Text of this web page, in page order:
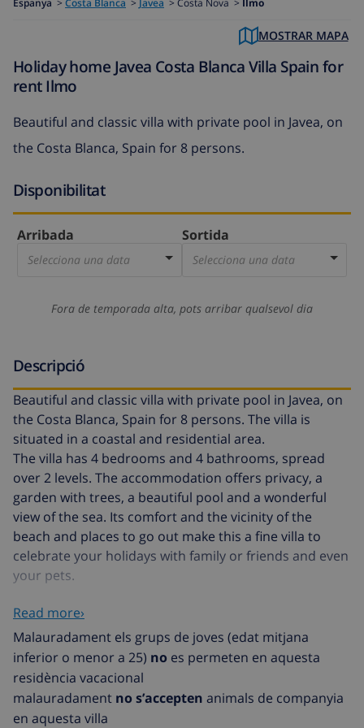
Espanya > Costa Blanca > Javea > Costa Nova > Ilmo
MOSTRAR MAPA
Holiday home Javea Costa Blanca Villa Spain for
rent Ilmo
Beautiful and classic villa with private pool in Javea, on
the Costa Blanca, Spain for 8 persons.
Disponibilitat
Arribada
Selecciona una data
Sortida
Selecciona una data
Fora de temporada alta, pots arribar qualsevol dia
Descripció
Beautiful and classic villa with private pool in Javea, on
the Costa Blanca, Spain for 8 persons. The villa is
situated in a coastal and residential area.
The villa has 4 bedrooms and 4 bathrooms, spread
over 2 levels. The accommodation offers privacy, a
garden with trees, a beautiful pool and a wonderful
view of the sea. Its comfort and the vicinity of the
beach and places to go out make this a fine villa to
celebrate your holidays with family or friends and even
your pets.
Interior of the villa
2 level villa
living room with television
dining room
Read more›
Malauradament els grups de joves (edat mitjana
inferior o menor a 25) no es permeten en aquesta
residència vacacional
malauradament no s’accepten animals de companyia
en aquesta villa